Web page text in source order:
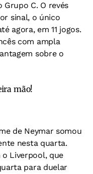
C. O revés
sinal, o único
agora, em 11 jogos.
com ampla
sobre o
mão!
de Neymar somou
nesta quarta.
Liverpool, que
para duelar